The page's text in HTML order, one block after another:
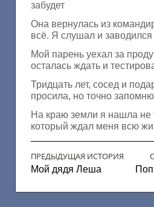
забудет
Она вернулась из
всё. Я слушал и заводился
Мой парень уехал за
осталась ждать и
Тридцать лет, сосед и
просила, но точно запомню
На краю земли я нашла не
который ждал меня всю
ПРЕДЫДУЩАЯ ИСТОРИЯ
Мой дядя Леша